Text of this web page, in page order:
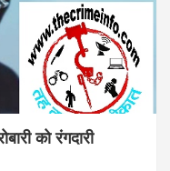
को रंगदारी